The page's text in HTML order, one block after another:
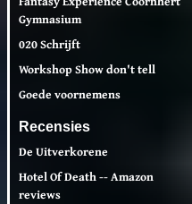
Gymnasium
020 Schrijft
Workshop Show don't tell
Goede voornemens
Recensies
De Uitverkorene
Hotel Of Death -- Amazon
reviews